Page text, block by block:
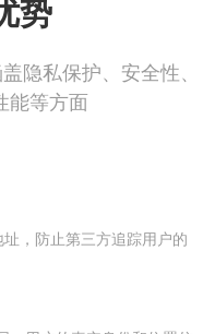
势
隐私保护、安全性、
能等方面
，防止第三方追踪用户的